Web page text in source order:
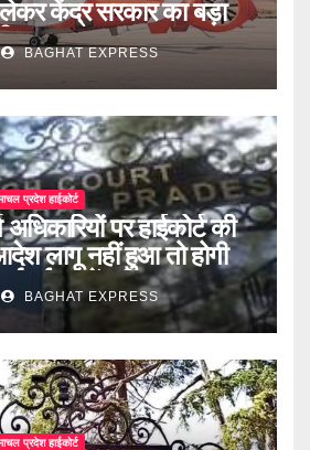
केंद्र सरकार का बड़ा
खबर
BAGHAT EXPRESS
प्रदेश हाईकोर्ट
पर हाईकोर्ट की
लागू नहीं हुआ तो होगी
जानें पूरी खबर
BAGHAT EXPRESS
प्रदेश हाईकोर्ट